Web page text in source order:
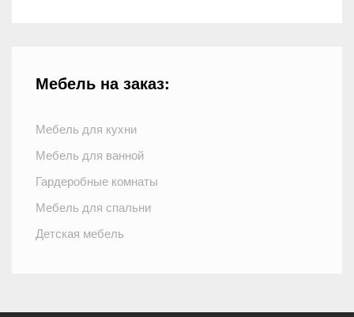
Мебель на заказ:
Мебель для кухни
Мебель для ванной
Гардеробные комнаты
Мебель для спальни
Детская мебель